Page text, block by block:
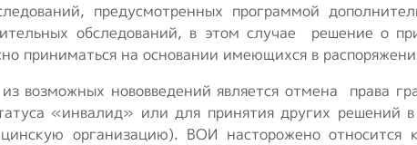
предусмотренных программой
обследований, в этом случае решение о
приниматься на основании имеющихся в
возможных нововведений является отмена права
«инвалид» или для принятия других
организацию). ВОИ насторожено